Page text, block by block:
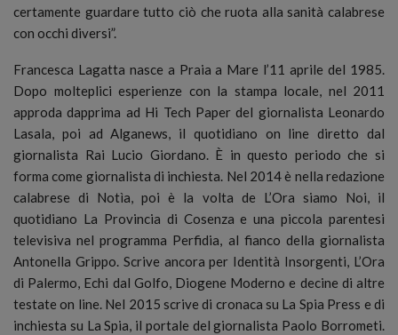
certamente guardare tutto ciò che ruota alla sanità calabrese
con occhi diversi”.
Francesca Lagatta nasce a Praia a Mare l’11 aprile del 1985.
Dopo molteplici esperienze con la stampa locale, nel 2011
approda dapprima ad Hi Tech Paper del giornalista Leonardo
Lasala, poi ad Alganews, il quotidiano on line diretto dal
giornalista Rai Lucio Giordano. È in questo periodo che si
forma come giornalista di inchiesta. Nel 2014 è nella redazione
calabrese di Notìa, poi è la volta de L’Ora siamo Noi, il
quotidiano La Provincia di Cosenza e una piccola parentesi
televisiva nel programma Perfidia, al fianco della giornalista
Antonella Grippo. Scrive ancora per Identità Insorgenti, L’Ora
di Palermo, Echi dal Golfo, Diogene Moderno e decine di altre
testate on line. Nel 2015 scrive di cronaca su La Spia Press e di
inchiesta su La Spia, il portale del giornalista Paolo Borrometi.